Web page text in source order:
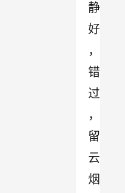
静
好
，
错
过
，
留
云
烟